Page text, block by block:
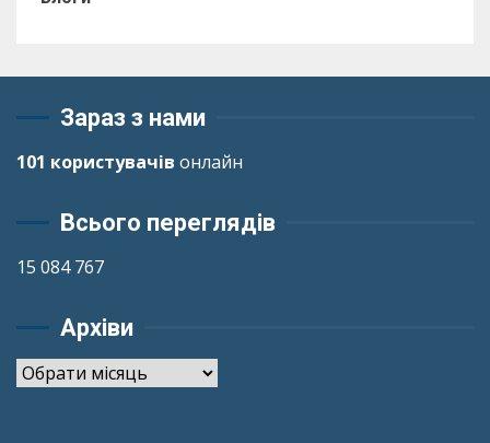
Зараз з нами
101 користувачів онлайн
Всього переглядів
15 084 767
Архіви
Архіви